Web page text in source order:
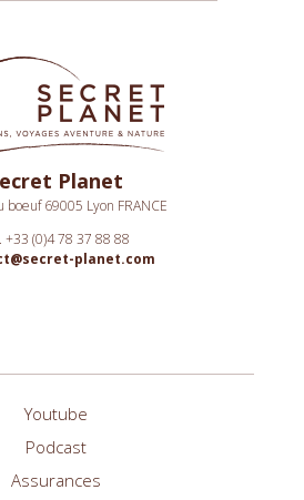
Planet
boeuf 69005 Lyon FRANCE
+33 (0)4 78 37 88 88
planet.com
Youtube
Podcast
Assurances